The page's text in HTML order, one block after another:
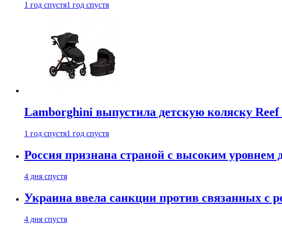
1 год спустя1 год спустя
Lamborghini выпустила детскую коляску
1 год спустя1 год спустя
Россия признана страной с высоким уровнем
4 дня спустя
Украина ввела санкции против связанных с
4 дня спустя